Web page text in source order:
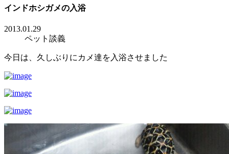
インドホシガメの入浴
2013.01.29
ペット談義
今日は、久しぶりにカメ達を入浴させました